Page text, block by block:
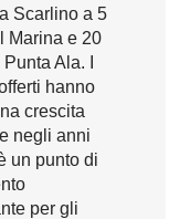
Scarlino a 5
Marina e 20
Ala. I
hanno
crescita
negli anni
un punto di
per gli